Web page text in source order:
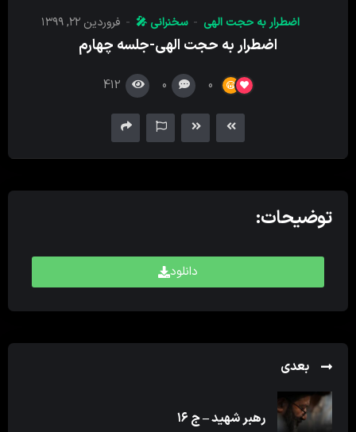
اضطرار به حجت الهی سخنرانی 🎤 فروردین ۲۲, ۱۳۹۹
اضطرار به حجت الهی-جلسه چهارم
0
0
412
توضیحات:
دانلود
بعدی
رهبر شهید – ج ۱۶